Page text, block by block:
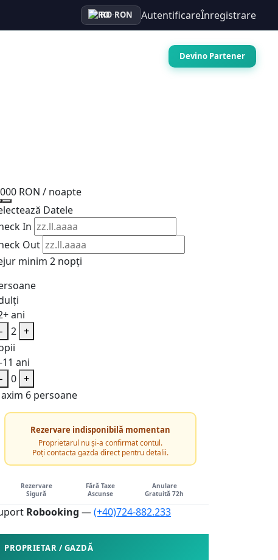
RO·RON AutentificareÎnregistrare
Devino Partener
RON / noapte
Datele
In
Out
minim 2 nopți
ani
2 +
ani
0 +
6 persoane
Rezervare indisponibilă momentan
Proprietarul nu și-a confirmat contul.
Poți contacta gazda direct pentru detalii.
Rezervare
Sigură
Fără Taxe
Ascunse
Anulare
Gratuită 72h
Robooking —(+40)724-882.233
PROPRIETAR / GAZDĂ